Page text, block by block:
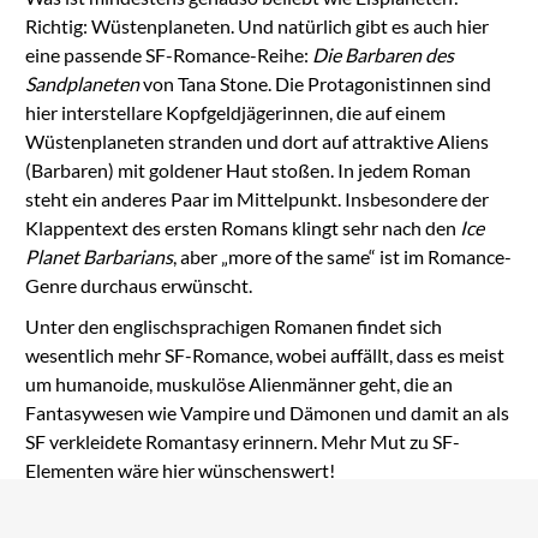
Richtig: Wüstenplaneten. Und natürlich gibt es auch hier
eine passende SF-Romance-Reihe: Die Barbaren des
Sandplanetenvon Tana Stone. Die Protagonistinnen sind
hier interstellare Kopfgeldjägerinnen, die auf einem
Wüstenplaneten stranden und dort auf attraktive Aliens
(Barbaren) mit goldener Haut stoßen. In jedem Roman
steht ein anderes Paar im Mittelpunkt. Insbesondere der
Klappentext des ersten Romans klingt sehr nach den Ice
Planet Barbarians, aber „more of the same“ ist im Romance-
Genre durchaus erwünscht.
Unter den englischsprachigen Romanen findet sich
wesentlich mehr SF-Romance, wobei auffällt, dass es meist
um humanoide, muskulöse Alienmänner geht, die an
Fantasywesen wie Vampire und Dämonen und damit an als
SF verkleidete Romantasy erinnern. Mehr Mut zu SF-
Elementen wäre hier wünschenswert!